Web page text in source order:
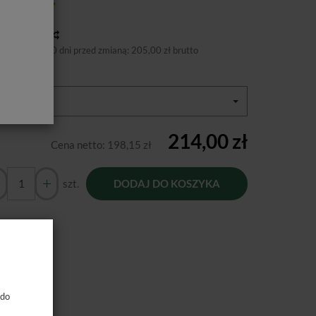
cena 30 dni przed zmianą: 205,00 zł brutto
Cena netto: 198,15 zł 214,00 zł
szt. DODAJ DO KOSZYKA